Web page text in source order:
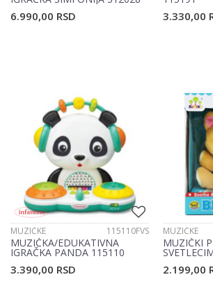
6.990,00 RSD 3.330,00
MUZIČKE 115110FVS
MUZIČKA/EDUKATIVNA
IGRAČKA PANDA 115110
3.390,00 RSD
MUZIČKE
MUZIČKI
2.199,00